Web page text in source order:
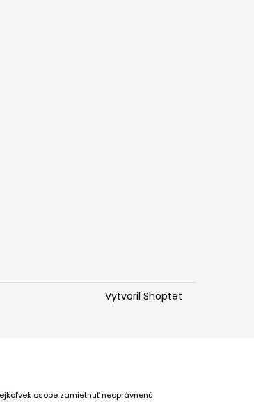
Vytvoril Shoptet
osobe zamietnuť neoprávnenú